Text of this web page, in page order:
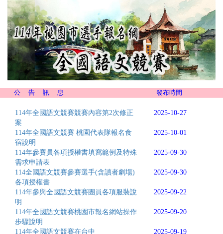
公 告 訊 息 發布時間
114年全國語文競賽競賽內容第2次修正
案
2025-10-27
114年全國語文競賽 桃園代表隊報名食
宿說明
2025-10-01
114年參賽員各項授權書填寫範例及特殊
需求申請表
2025-09-30
114全國語文競賽參賽選手(含讀者劇場)
各項授權書
2025-09-30
114年參與全國語文競賽團員各項服裝說
明
2025-09-22
114年全國語文競賽桃園市報名網站操作
步驟說明
2025-09-20
114年全國語文競賽在台中
2025-09-19